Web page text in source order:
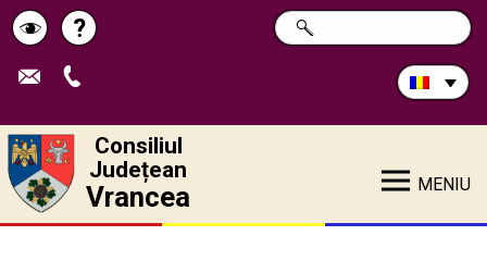
Schimbă
contrastul
Pagina
de
?
Caută
în
CAUTĂ
Consiliul
Județean
Vrancea MENIU